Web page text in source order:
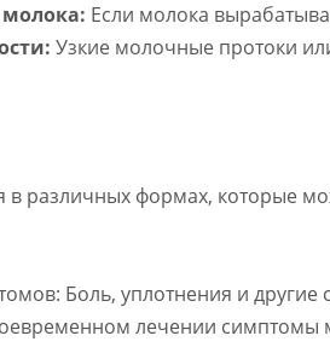
Если молока
Узкие молочные протоки
в различных формах, которые
Боль, уплотнения и
лечении симптомы